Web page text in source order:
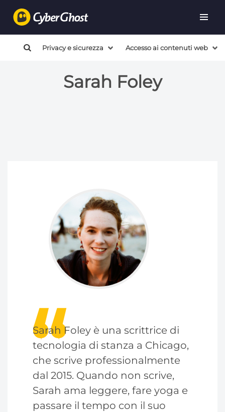
Privacy e sicurezza Accesso ai contenuti web
Sarah Foley
Sarah Foley è una scrittrice di
tecnologia di stanza a Chicago,
che scrive professionalmente
dal 2015. Quando non scrive,
Sarah ama leggere, fare yoga e
passare il tempo con il suo